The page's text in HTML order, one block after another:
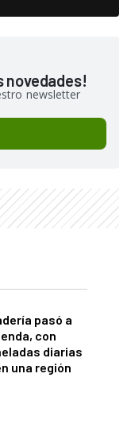
novedades!
newsletter
pasó a
con
diarias
una región